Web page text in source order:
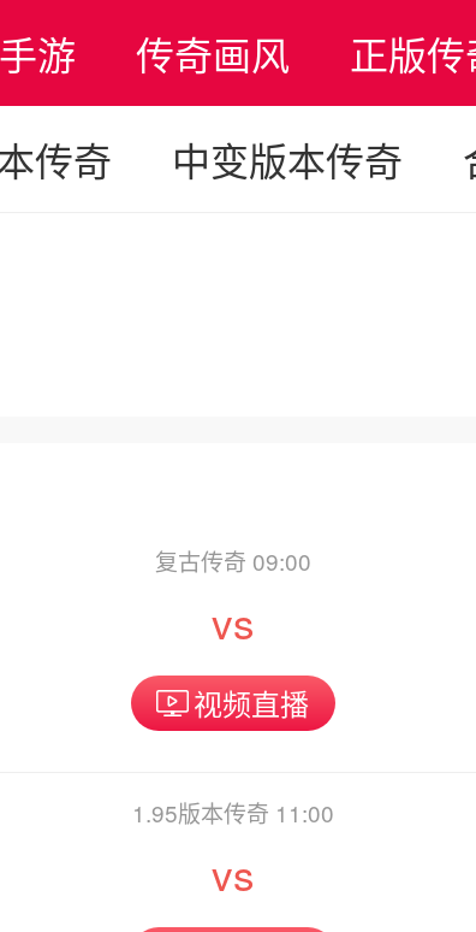
游 传奇画风
正版传
传奇 中变版本传奇
复古传奇 09:00
vs
视频直播
1.95版本传奇 11:00
vs